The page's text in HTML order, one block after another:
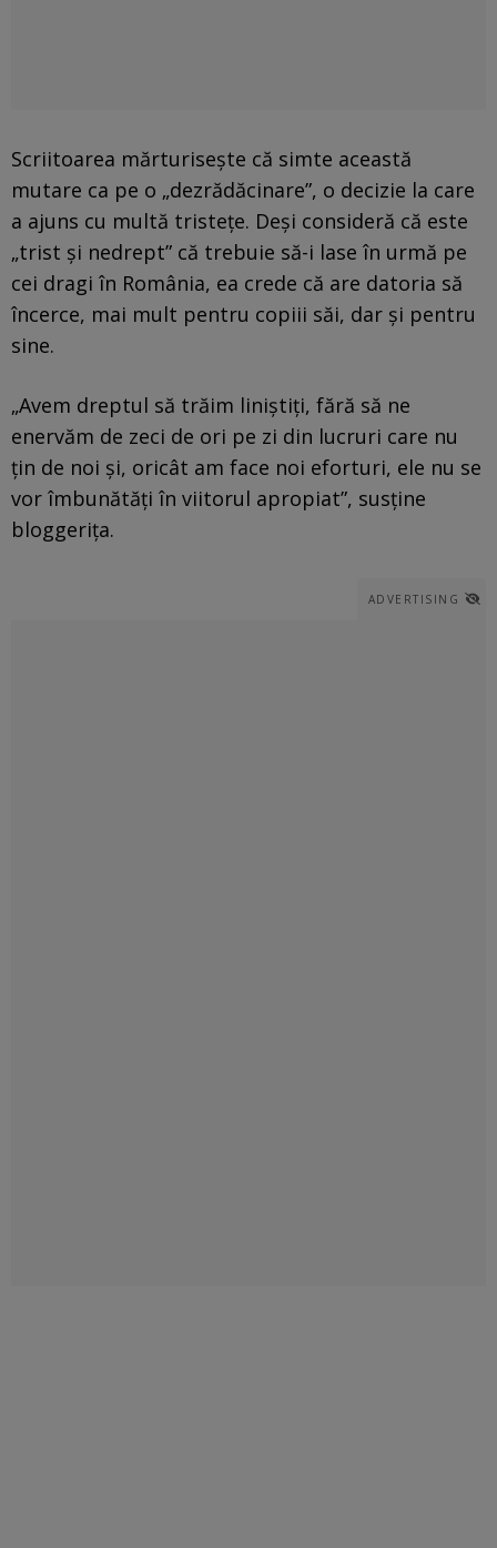
Scriitoarea mărturisește că simte această
mutare ca pe o „dezrădăcinare”, o decizie la care
a ajuns cu multă tristețe. Deși consideră că este
„trist și nedrept” că trebuie să-i lase în urmă pe
cei dragi în România, ea crede că are datoria să
încerce, mai mult pentru copiii săi, dar și pentru
sine.
„Avem dreptul să trăim liniștiți, fără să ne
enervăm de zeci de ori pe zi din lucruri care nu
țin de noi și, oricât am face noi eforturi, ele nu se
vor îmbunătăți în viitorul apropiat”, susţine
bloggeriţa.
ADVERTISING